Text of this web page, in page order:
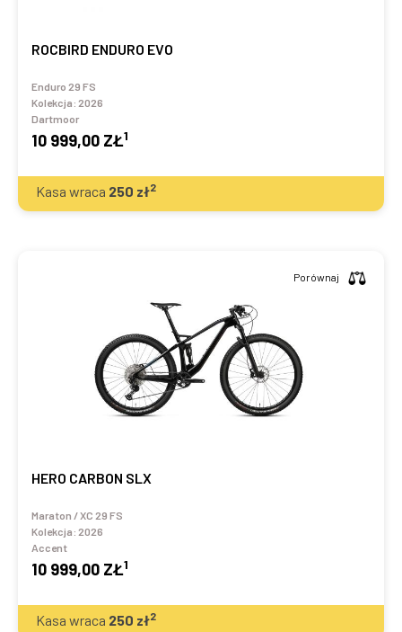
ROCBIRD ENDURO EVO
Enduro 29 FS
Kolekcja: 2026
Dartmoor
10 999,00 ZŁ1
Kasa wraca 250 zł2
HERO CARBON SLX
Maraton / XC 29 FS
Kolekcja: 2026
Accent
10 999,00 ZŁ1
Porównaj
Kasa wraca 250 zł2